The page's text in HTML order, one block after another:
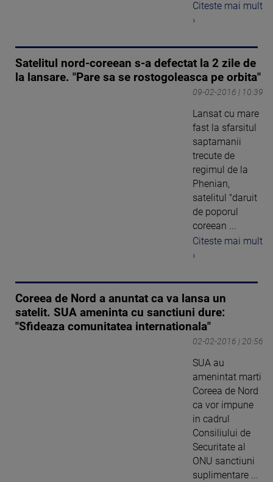
Citeste mai mult
›
Satelitul nord-coreean s-a defectat la 2 zile de
la lansare. "Pare sa se rostogoleasca pe orbita"
09-02-2016 | 10:39
Lansat cu mare
fast la sfarsitul
saptamanii
trecute de
regimul de la
Phenian,
satelitul "daruit
de poporul
coreean ...
Citeste mai mult
›
Coreea de Nord a anuntat ca va lansa un
satelit. SUA ameninta cu sanctiuni dure:
"Sfideaza comunitatea internationala"
02-02-2016 | 20:56
SUA au
amenintat marti
Coreea de Nord
ca vor impune
in cadrul
Consiliului de
Securitate al
ONU sanctiuni
suplimentare ...